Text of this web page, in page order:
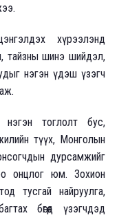
хүрээлэнд
тайзны шинэ шийдэл,
нэгэн үдэш үзэгч
нэгэн тоглолт бус,
түүх, Монголын
дурсамжийг
онцлог юм. Зохион
тусгай найруулга,
бөгөөд үзэгчдэд